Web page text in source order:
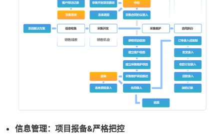
信息管理：项目报备&严格把控